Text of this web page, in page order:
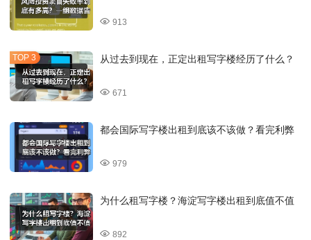
913
从过去到现在，正定出租写字楼经历了什么？
671
都会国际写字楼出租到底该不该做？看完利弊
979
为什么租写字楼？海淀写字楼出租到底值不值
892